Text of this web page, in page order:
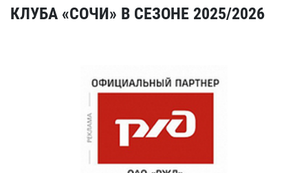
КЛУБА «СОЧИ» В СЕЗОНЕ 2025/2026